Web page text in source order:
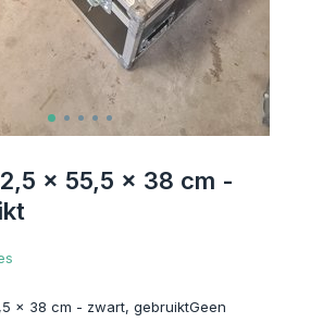
x 55,5 x 38 cm -
x 38 cm - zwart, gebruiktGeen